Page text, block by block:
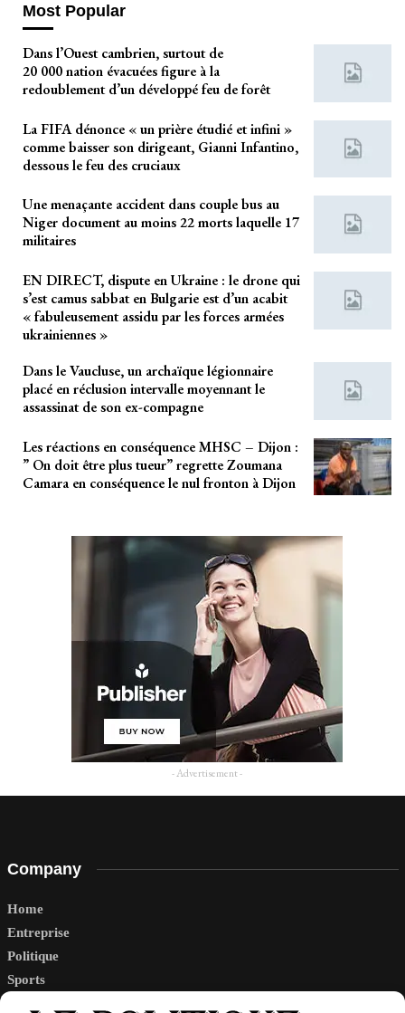
Most Popular
Dans l’Ouest cambrien, surtout de
20 000 nation évacuées figure à la
redoublement d’un développé feu de forêt
La FIFA dénonce « un prière étudié et infini »
comme baisser son dirigeant, Gianni Infantino,
dessous le feu des cruciaux
Une menaçante accident dans couple bus au
Niger document au moins 22 morts laquelle 17
militaires
EN DIRECT, dispute en Ukraine : le drone qui
s’est camus sabbat en Bulgarie est d’un acabit
« fabuleusement assidu par les forces armées
ukrainiennes »
Dans le Vaucluse, un archaïque légionnaire
placé en réclusion intervalle moyennant le
assassinat de son ex-compagne
Les réactions en conséquence MHSC – Dijon :
” On doit être plus tueur” regrette Zoumana
Camara en conséquence le nul fronton à Dijon
- Advertisement -
Company
Home
Entreprise
Politique
Sports